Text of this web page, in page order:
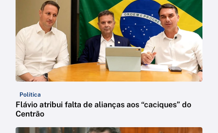
Política
Flávio atribui falta de alianças aos “caciques” do
Centrão